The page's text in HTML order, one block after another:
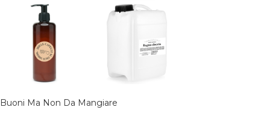
Buoni Ma Non Da Mangiare